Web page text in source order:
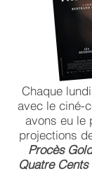
Chaque
avec le ciné-
avons eu le
projections
Procès
Quatre Cents